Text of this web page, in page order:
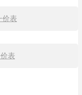
价表
表